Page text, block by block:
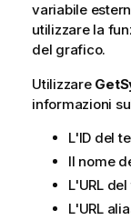
variabile
utilizzare la
del grafico.
Utilizzare
informazioni
L'ID del
Il nome
L'URL
L'URL